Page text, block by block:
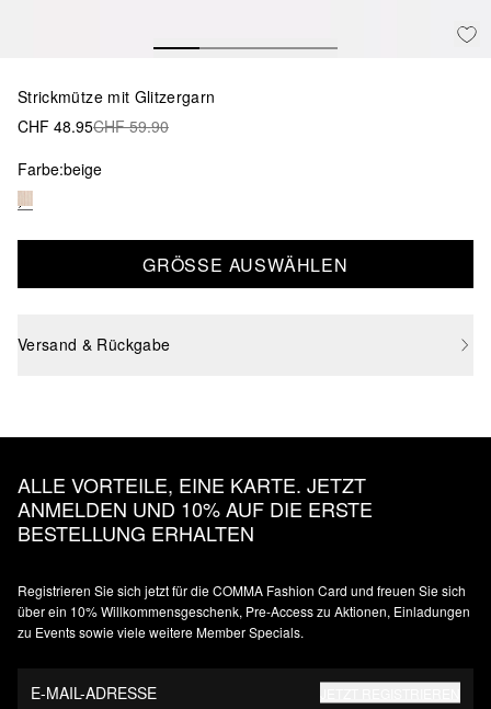
Strickmütze mit Glitzergarn
CHF 48.95CHF 59.90
Farbe:beige
GRÖSSE AUSWÄHLEN
Versand & Rückgabe
ALLE VORTEILE, EINE KARTE. JETZT
ANMELDEN UND 10% AUF DIE ERSTE
BESTELLUNG ERHALTEN
Registrieren Sie sich jetzt für die COMMA Fashion Card und freuen Sie sich
über ein 10% Willkommensgeschenk, Pre-Access zu Aktionen, Einladungen
zu Events sowie viele weitere Member Specials.
E-MAIL-ADRESSE